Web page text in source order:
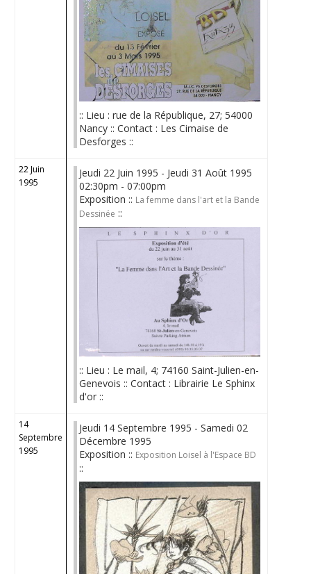
:: Lieu : rue de la République, 27; 54000
Nancy :: Contact : Les Cimaise de
Desforges ::
22 Juin
1995
Jeudi 22 Juin 1995 - Jeudi 31 Août 1995
02:30pm - 07:00pm
Exposition :: La femme dans l'art et la Bande
Dessinée ::
:: Lieu : Le mail, 4; 74160 Saint-Julien-en-
Genevois :: Contact : Librairie Le Sphinx
d'or ::
14
Septembre
1995
Jeudi 14 Septembre 1995 - Samedi 02
Décembre 1995
Exposition :: Exposition Loisel à l'Espace BD
::